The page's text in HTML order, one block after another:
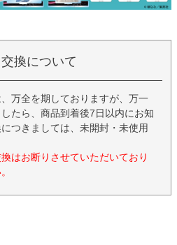
換について
万全を期しておりますが、万一
たら、商品到着後7日以内にお知
つきましては、未開封・未使用
はお断りさせていただいており